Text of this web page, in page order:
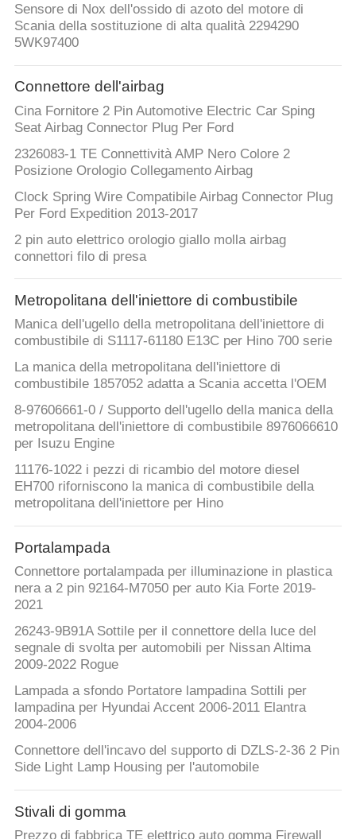
Sensore di Nox dell'ossido di azoto del motore di
Scania della sostituzione di alta qualità 2294290
5WK97400
Connettore dell'airbag
Cina Fornitore 2 Pin Automotive Electric Car Sping
Seat Airbag Connector Plug Per Ford
2326083-1 TE Connettività AMP Nero Colore 2
Posizione Orologio Collegamento Airbag
Clock Spring Wire Compatibile Airbag Connector Plug
Per Ford Expedition 2013-2017
2 pin auto elettrico orologio giallo molla airbag
connettori filo di presa
Metropolitana dell'iniettore di combustibile
Manica dell'ugello della metropolitana dell'iniettore di
combustibile di S1117-61180 E13C per Hino 700 serie
La manica della metropolitana dell'iniettore di
combustibile 1857052 adatta a Scania accetta l'OEM
8-97606661-0 / Supporto dell'ugello della manica della
metropolitana dell'iniettore di combustibile 8976066610
per Isuzu Engine
11176-1022 i pezzi di ricambio del motore diesel
EH700 riforniscono la manica di combustibile della
metropolitana dell'iniettore per Hino
Portalampada
Connettore portalampada per illuminazione in plastica
nera a 2 pin 92164-M7050 per auto Kia Forte 2019-
2021
26243-9B91A Sottile per il connettore della luce del
segnale di svolta per automobili per Nissan Altima
2009-2022 Rogue
Lampada a sfondo Portatore lampadina Sottili per
lampadina per Hyundai Accent 2006-2011 Elantra
2004-2006
Connettore dell'incavo del supporto di DZLS-2-36 2 Pin
Side Light Lamp Housing per l'automobile
Stivali di gomma
Prezzo di fabbrica TE elettrico auto gomma Firewall